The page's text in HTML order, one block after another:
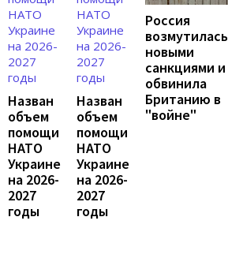
Назван
объем
помощи
НАТО
Украине
на 2026-
2027
годы
Назван
объем
помощи
НАТО
Украине
на 2026-
2027
годы
Россия
возмутилась
новыми
санкциями и
обвинила
Британию в
"войне"